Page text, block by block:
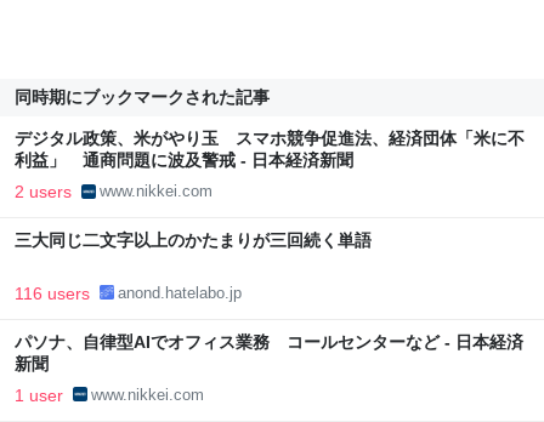
同時期にブックマークされた記事
デジタル政策、米がやり玉 スマホ競争促進法、経済団体「米に不
利益」 通商問題に波及警戒 - 日本経済新聞
2 users www.nikkei.com
三大同じ二文字以上のかたまりが三回続く単語
116 users anond.hatelabo.jp
パソナ、自律型AIでオフィス業務 コールセンターなど - 日本経済
新聞
1 user www.nikkei.com